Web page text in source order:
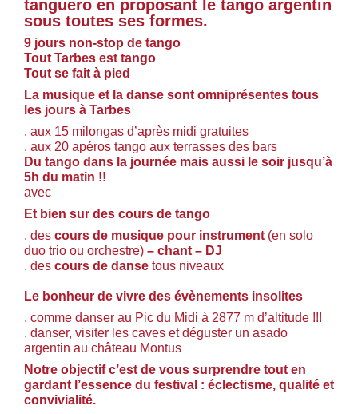
tanguero en proposant le tango argentin
sous toutes ses formes.
9 jours non-stop de tango
Tout Tarbes est tango
Tout se fait à pied
La musique et la danse sont omniprésentes tous
les jours à Tarbes
. aux 15 milongas d’après midi gratuites
. aux 20 apéros tango aux terrasses des bars
Du tango dans la journée mais aussi le soir jusqu’à
5h du matin !!
avec
Et bien sur des cours de tango
. des cours de musique pour instrument (en solo
duo trio ou orchestre) – chant – DJ
. des cours de danse tous niveaux
Le bonheur de vivre des évènements insolites
. comme danser au Pic du Midi à 2877 m d’altitude !!!
. danser, visiter les caves et déguster un asado
argentin au château Montus
Notre objectif c’est de vous surprendre tout en
gardant l’essence du festival : éclectisme, qualité et
convivialité.